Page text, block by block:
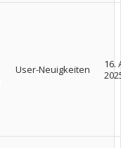
User-Neuigkeiten
16.